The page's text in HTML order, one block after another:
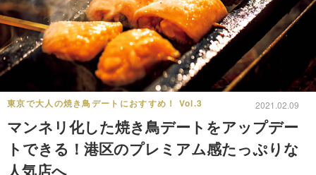
東京で大人の焼き鳥デートにおすすめ！ Vol.3 2021.02.09
マンネリ化した焼き鳥デートをアップデー
トできる！港区のプレミアム感たっぷりな
人気店へ